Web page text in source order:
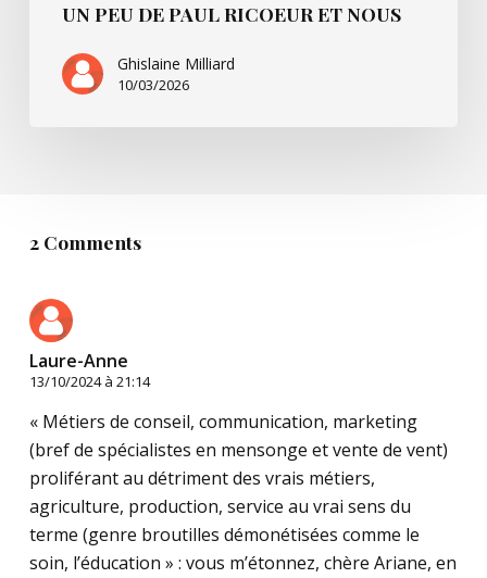
UN PEU DE PAUL RICOEUR ET NOUS
Ghislaine Milliard
10/03/2026
2 Comments
Laure-Anne
13/10/2024 à 21:14
« Métiers de conseil, communication, marketing
(bref de spécialistes en mensonge et vente de vent)
proliférant au détriment des vrais métiers,
agriculture, production, service au vrai sens du
terme (genre broutilles démonétisées comme le
soin, l’éducation » : vous m’étonnez, chère Ariane, en